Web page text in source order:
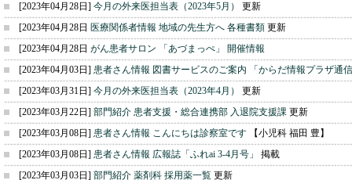
[2023年04月28日] 今月の外来医担当表（2023年5月）
更新
[2023年04月28日 医療関係者情報 地域の先生方へ 各種書類 更新
[2023年04月28日 がん患者サロン 「あづまっぺ」 開催情報
[2023年04月03日] 患者さん情報 図書サービスのご案内 「からだ情報プラザ通
[2023年03月31日] 今月の外来医担当表（2023年4月）
更新
[2023年03月22日] 部門紹介 患者支援・総合連携部 入退院支援課 更新
[2023年03月08日] 患者さん情報 こんにちは診察室です 【小児科 福田 豊】
[2023年03月08日] 患者さん情報 広報誌「ふれai 3-4月号」 掲載
[2023年03月03日] 部門紹介 薬剤科 採用薬一覧 更新